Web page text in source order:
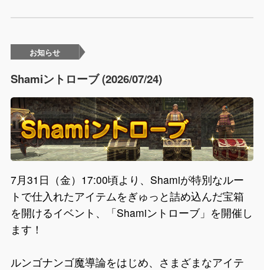
お知らせ
Shamiントローブ (2026/07/24)
7月31日（金）17:00頃より、Shamiが特別なルー
トで仕入れたアイテムをぎゅっと詰め込んだ宝箱
を開けるイベント、「Shamiントローブ」を開催し
ます！
ルンゴナンゴ魔導論をはじめ、さまざまなアイテ